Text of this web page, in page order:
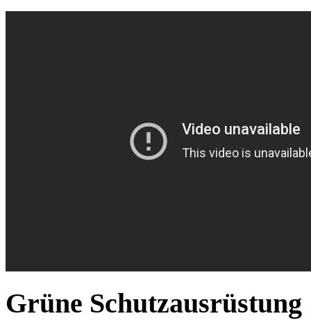
Grüne Schutzausrüstung